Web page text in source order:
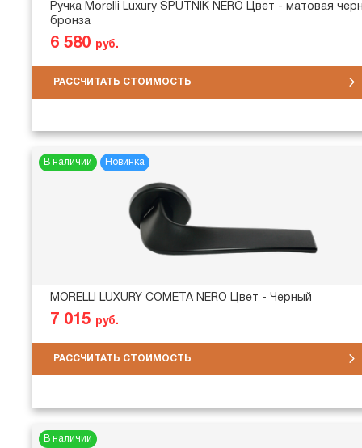
Ручка Morelli Luxury SPUTNIK NERO Цвет - матовая
бронза
6 580 руб.
РАССЧИТАТЬ СТОИМОСТЬ
В наличии Новинка
MORELLI LUXURY COMETA NERO Цвет - Черный
7 015 руб.
РАССЧИТАТЬ СТОИМОСТЬ
В наличии